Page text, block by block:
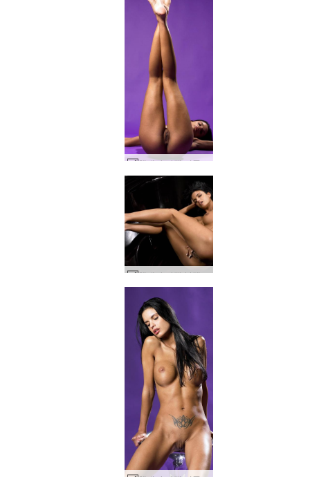
헬레나 카렐 퍼플 #65
헬레나 카렐 블랙 욕조 #56
헬레나 카렐 퍼플 헤이즈 #20